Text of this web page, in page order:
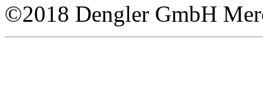
©2018 Dengler GmbH